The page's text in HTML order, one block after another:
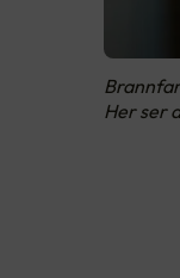
Her ser